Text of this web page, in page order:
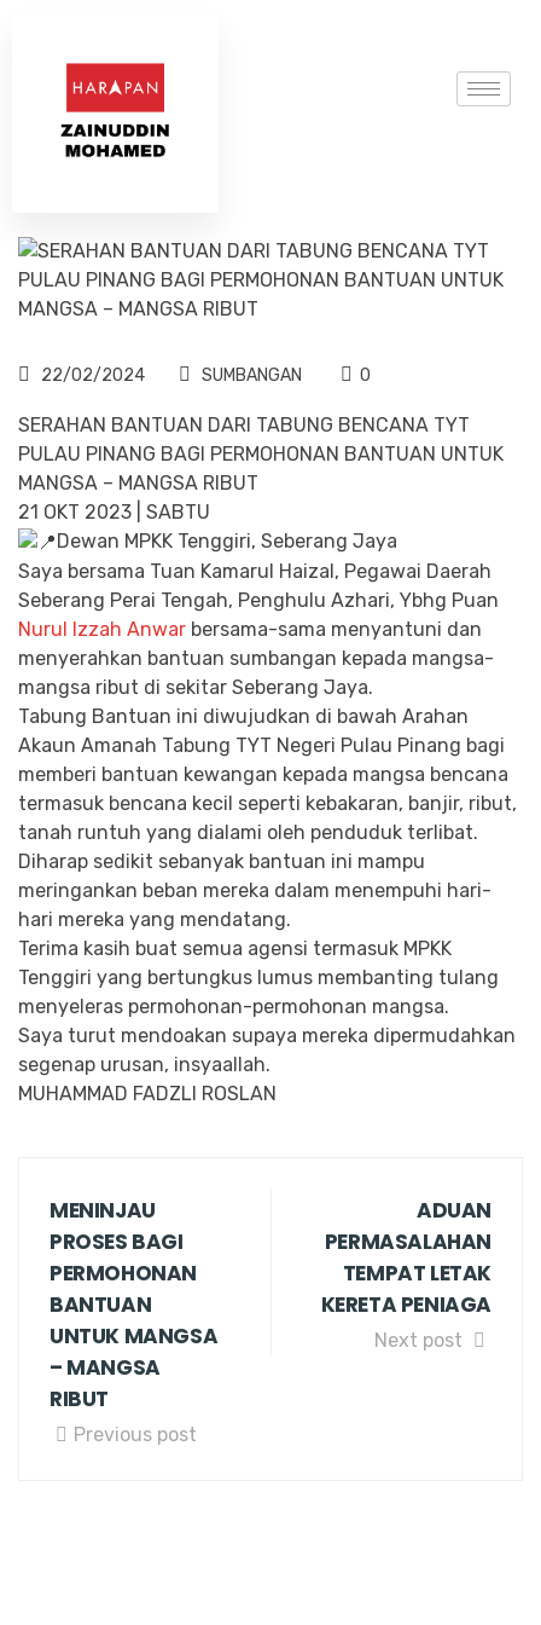
22/02/2024 SUMBANGAN 0
SERAHAN BANTUAN DARI TABUNG BENCANA TYT
PULAU PINANG BAGI PERMOHONAN BANTUAN UNTUK
MANGSA – MANGSA RIBUT
21 OKT 2023 | SABTU
Dewan MPKK Tenggiri, Seberang Jaya
Saya bersama Tuan Kamarul Haizal, Pegawai Daerah
Seberang Perai Tengah, Penghulu Azhari, Ybhg Puan
Nurul Izzah Anwar bersama-sama menyantuni dan
menyerahkan bantuan sumbangan kepada mangsa-
mangsa ribut di sekitar Seberang Jaya.
Tabung Bantuan ini diwujudkan di bawah Arahan
Akaun Amanah Tabung TYT Negeri Pulau Pinang bagi
memberi bantuan kewangan kepada mangsa bencana
termasuk bencana kecil seperti kebakaran, banjir, ribut,
tanah runtuh yang dialami oleh penduduk terlibat.
Diharap sedikit sebanyak bantuan ini mampu
meringankan beban mereka dalam menempuhi hari-
hari mereka yang mendatang.
Terima kasih buat semua agensi termasuk MPKK
Tenggiri yang bertungkus lumus membanting tulang
menyeleras permohonan-permohonan mangsa.
Saya turut mendoakan supaya mereka dipermudahkan
segenap urusan, insyaallah.
MUHAMMAD FADZLI ROSLAN
MENINJAU
PROSES BAGI
PERMOHONAN
BANTUAN
UNTUK MANGSA
– MANGSA
RIBUT
Previous post
ADUAN
PERMASALAHAN
TEMPAT LETAK
KERETA PENIAGA
Next post